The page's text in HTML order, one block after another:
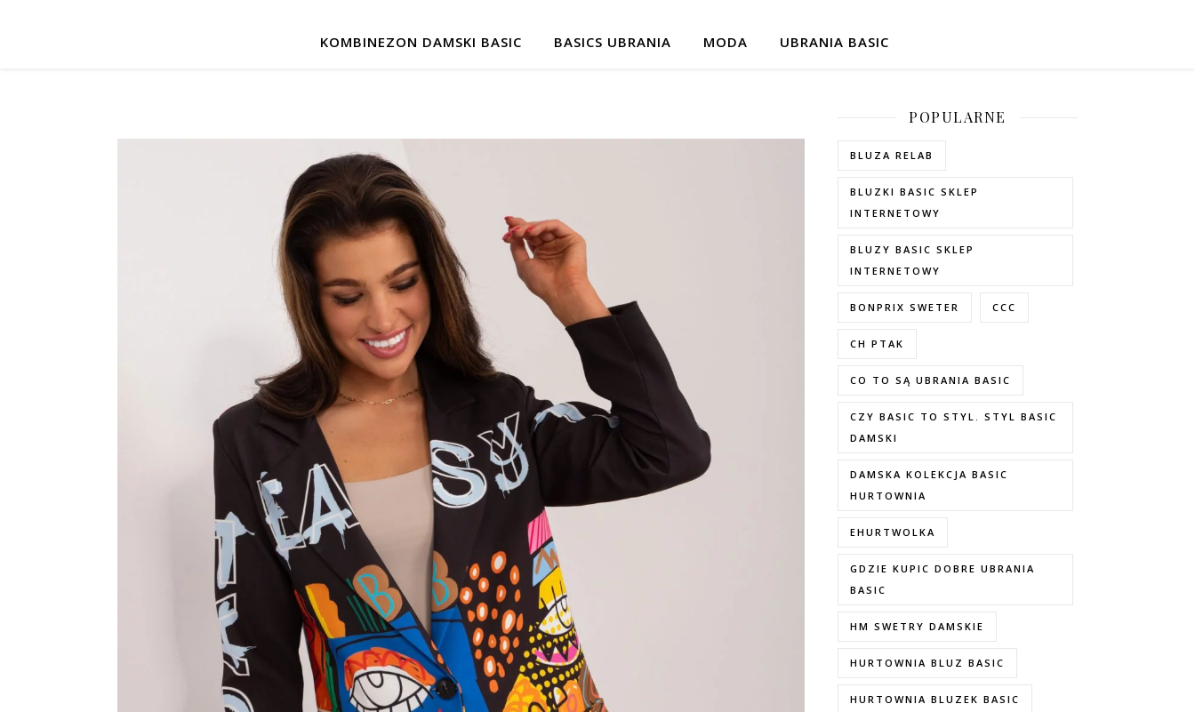
KOMBINEZON DAMSKI BASIC BASICS UBRANIA MODA UBRANIA BASIC
POPULARNE
BLUZA RELAB
BLUZKI BASIC SKLEP
INTERNETOWY
BLUZY BASIC SKLEP
INTERNETOWY
BONPRIX SWETER CCC
CH PTAK
CO TO SĄ UBRANIA BASIC
CZY BASIC TO STYL. STYL BASIC
DAMSKI
DAMSKA KOLEKCJA BASIC
HURTOWNIA
EHURTWOLKA
GDZIE KUPIC DOBRE UBRANIA
BASIC
HM SWETRY DAMSKIE
HURTOWNIA BLUZ BASIC
HURTOWNIA BLUZEK BASIC